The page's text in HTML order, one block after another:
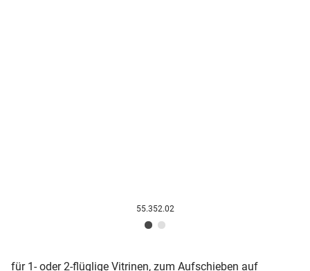
55.352.02
für 1- oder 2-flüglige Vitrinen, zum Aufschieben auf